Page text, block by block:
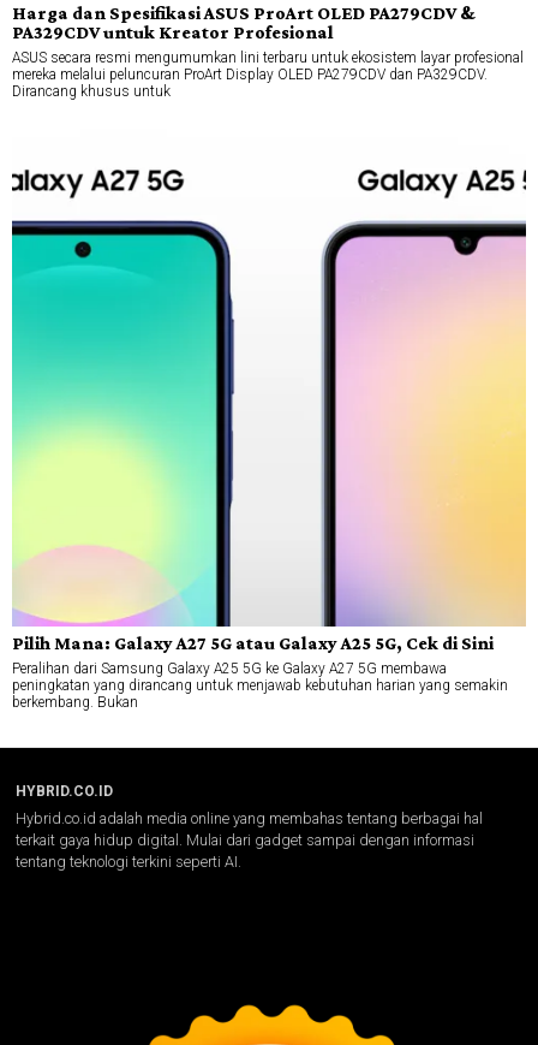
Harga dan Spesifikasi ASUS ProArt OLED PA279CDV &
PA329CDV untuk Kreator Profesional
ASUS secara resmi mengumumkan lini terbaru untuk ekosistem layar profesional
mereka melalui peluncuran ProArt Display OLED PA279CDV dan PA329CDV.
Dirancang khusus untuk
Pilih Mana: Galaxy A27 5G atau Galaxy A25 5G, Cek di Sini
Peralihan dari Samsung Galaxy A25 5G ke Galaxy A27 5G membawa
peningkatan yang dirancang untuk menjawab kebutuhan harian yang semakin
berkembang. Bukan
HYBRID.CO.ID
Hybrid.co.id adalah media online yang membahas tentang berbagai hal
terkait gaya hidup digital. Mulai dari gadget sampai dengan informasi
tentang teknologi terkini seperti AI.